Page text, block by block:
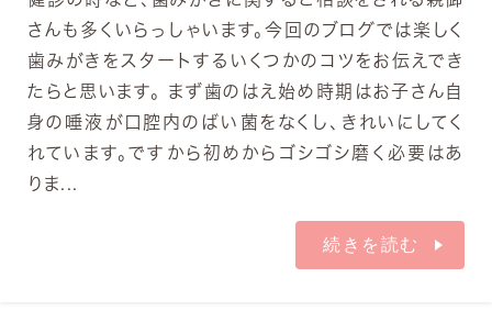
さんも多くいらっしゃいます。今回のブログでは楽しく
歯みがきをスタートするいくつかのコツをお伝えでき
たらと思います。 まず歯のはえ始め時期はお子さん自
身の唾液が口腔内のばい菌をなくし、きれいにしてく
れています。ですから初めからゴシゴシ磨く必要はあ
りま...
続きを読む